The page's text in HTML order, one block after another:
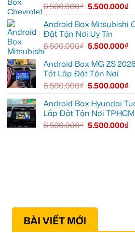
cần
ánh
sáng
tốt
hơn
6.500.000₫ 5.500.000₫
Android Box Mitsubishi
Đặt Tận Nơi Uy Tín
6.500.000₫ 5.500.000₫
Android Box MG ZS
Tốt Lắp Đặt Tận Nơi
6.500.000₫ 5.500.000₫
Android Box Hyundai
Lắp Đặt Tận Nơi TPHCM
6.500.000₫ 5.500.000₫
BÀI VIẾT MỚI